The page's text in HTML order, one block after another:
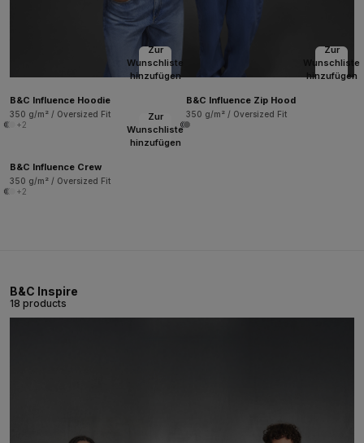
Zur
Wunschliste
hinzufügen
B&C Influence Hoodie
350 g/m² / Oversized Fit
+2
Zur
Wunschliste
hinzufügen
B&C Influence Zip Hood
350 g/m² / Oversized Fit
Zur
Wunschliste
hinzufügen
B&C Influence Crew
350 g/m² / Oversized Fit
+2
B&C Inspire
18 products